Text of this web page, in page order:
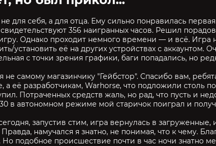
для себя, а для отца. Ему сильно понравилась первая
356 наигранных часов. Решил
Однако проходит немного времени — и всё. Игра
установить её на других устройствах с аккаунтом.
с точки зрения графики, баги попадались, но
не самому магазинчику "Гейбстор". Спасибо вам,
а её разработчикам, Warhorse, что подложили столь
Потраченных средств жаль, но рад, что пусть и
в автономном режиме мой старичок поиграл и
запустив стим, игра вернулась в загруженные,
намучался я знатно, не понимая, что к чему.
подобное происшествие почти в час ночи знатно